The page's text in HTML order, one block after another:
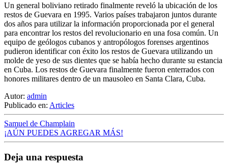
Un general boliviano retirado finalmente reveló la ubicación de los
restos de Guevara en 1995. Varios países trabajaron juntos durante
dos años para utilizar la información proporcionada por el general
para encontrar los restos del revolucionario en una fosa común. Un
equipo de geólogos cubanos y antropólogos forenses argentinos
pudieron identificar con éxito los restos de Guevara utilizando un
molde de yeso de sus dientes que se había hecho durante su estancia
en Cuba. Los restos de Guevara finalmente fueron enterrados con
honores militares dentro de un mausoleo en Santa Clara, Cuba.
Autor: admin
Publicado en: Articles
Samuel de Champlain
¡AÚN PUEDES AGREGAR MÁS!
Deja una respuesta